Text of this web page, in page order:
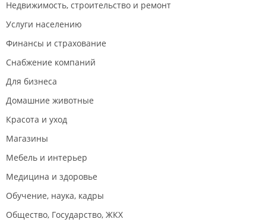
Недвижимость, строительство и ремонт
Услуги населению
Финансы и страхование
Снабжение компаний
Для бизнеса
Домашние животные
Красота и уход
Магазины
Мебель и интерьер
Медицина и здоровье
Обучение, наука, кадры
Общество, Государство, ЖКХ